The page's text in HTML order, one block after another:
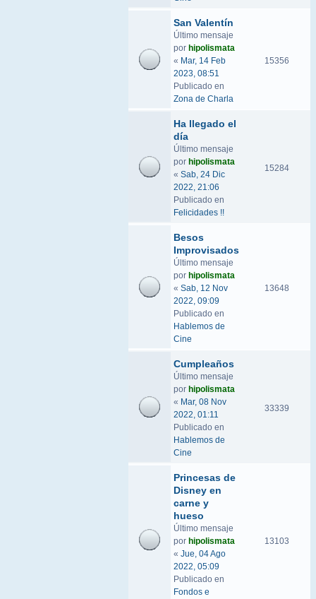
San Valentín
Último mensaje
por hipolismata
« Mar, 14 Feb
2023, 08:51
Publicado en
Zona de Charla
15356
Ha llegado el
día
Último mensaje
por hipolismata
« Sab, 24 Dic
2022, 21:06
Publicado en
Felicidades !!
15284
Besos
Improvisados
Último mensaje
por hipolismata
« Sab, 12 Nov
2022, 09:09
Publicado en
Hablemos de
Cine
13648
Cumpleaños
Último mensaje
por hipolismata
« Mar, 08 Nov
2022, 01:11
Publicado en
Hablemos de
Cine
33339
Princesas de
Disney en
carne y
hueso
Último mensaje
por hipolismata
« Jue, 04 Ago
2022, 05:09
Publicado en
Fondos e
13103